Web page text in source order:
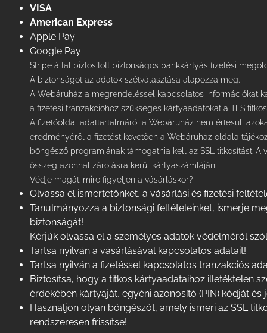
VISA
American Express
Apple Pay
Google Pay
Stripe által biztosított biztonságos bankkártyás fizetési
A biztonságot az adatok szétválasztása alapozza meg.
A Webáruház a megrendeléssel kapcsolatos információkat
a fizetési tranzakcióhoz szükséges kártyaadatokat a TLS
A fizetőoldal adattartalmáról a Webáruház nem értesül,
eredményéről a fizetést követően a Webáruház oldala
böngésző programjának támogatnia kell az SSL titkosítást.
összeg azonnal zárolásra kerül kártyaszámláján.
Védje magát: mire figyeljen a vásárláskor?
Olvassa el ismertetőnket, a vásárlási és fizetési
Tanulmányozza a biztonsági feltételeinket, ismerje
biztonságát!
Kérjük olvassa el a személyes adatok védelméről
Tartsa nyilván a vásárlásával kapcsolatos adatait!
Tartsa nyilván a fizetéssel kapcsolatos tranzakciós
Biztosítsa, hogy a titkos kártyaadataihoz illetéktelen
érdekében kártyáját, egyéni azonosító (PIN) kódját
Használjon olyan böngészőt, amely ismeri az SSL
rendszeresen frissítse!